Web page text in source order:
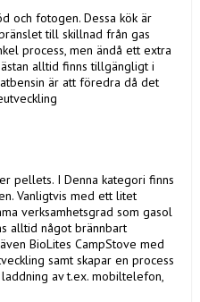
och fotogen. Dessa kök är
till skillnad från gas
process, men ändå ett extra
alltid finns tillgängligt i
är att föredra då det
pellets. I Denna kategori finns
Vanligtvis med ett litet
verksamhetsgrad som gasol
alltid något brännbart
BioLites CampStove med
samt skapar en process
av t.ex. mobiltelefon,